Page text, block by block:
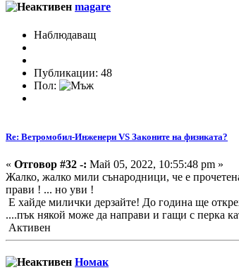
magare
Наблюдаващ
Публикации: 48
Пол:
Re: Ветромобил-Инженери VS Законите на физиката?
« Отговор #32 -: Май 05, 2022, 10:55:48 pm »
Жалко, жалко мили сънародници, че е
прави ! ... но уви !
Е хайде милички дерзайте! До година ще
....пък някой може да направи и гащи с перка
Активен
Номак